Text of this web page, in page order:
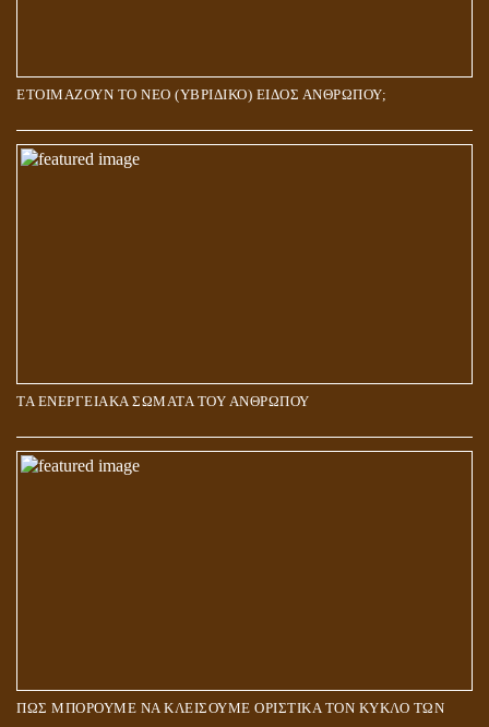
ΕΤΟΙΜΑΖΟΥΝ ΤΟ ΝΕΟ (ΥΒΡΙΔΙΚΟ) ΕΙΔΟΣ ΑΝΘΡΩΠΟΥ;
ΤΑ ΕΝΕΡΓΕΙΑΚΑ ΣΩΜΑΤΑ ΤΟΥ ΑΝΘΡΩΠΟΥ
ΠΩΣ ΜΠΟΡΟΥΜΕ ΝΑ ΚΛΕΙΣΟΥΜΕ ΟΡΙΣΤΙΚΑ ΤΟΝ ΚΥΚΛΟ ΤΩΝ